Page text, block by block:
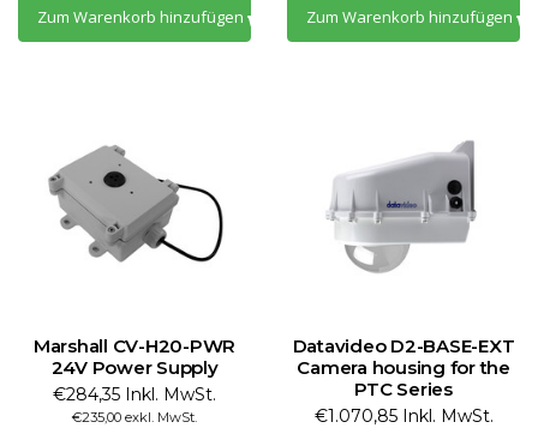
Zum Warenkorb hinzufügen Zum Warenkorb hinzufügen
Marshall CV-H20-PWR
24V Power Supply
€284,35 Inkl. MwSt.
€235,00 exkl. MwSt.
Datavideo D2-BASE-EXT
Camera housing for the
PTC Series
€1.070,85 Inkl. MwSt.